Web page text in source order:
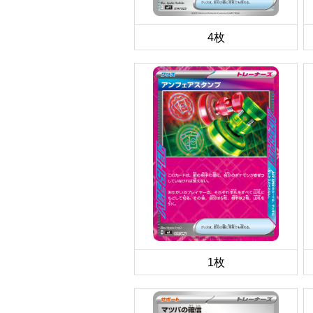
4枚
1枚